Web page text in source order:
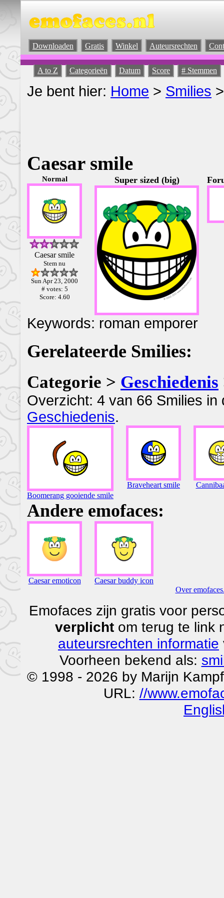
Downloaden Gratis Winkel Auteursrechten
A to Z Categorieën Datum Score # Stemmen
Je bent hier: Home > Smilies
Caesar smile
Normal
Caesar smile
Stem nu
Sun Apr 23, 2000
# votes: 5
Score: 4.60
Super sized (big)
Keywords: roman emporer
Gerelateerde Smilies:
Categorie > Geschiedenis
Overzicht: 4 van 66 Smilies
Geschiedenis.
Boomerang gooiende smile
Braveheart smile
Andere emofaces:
Caesar emoticon
Caesar buddy icon
Over
Emofaces zijn gratis voor
verplichtom terug te link
auteursrechten informatie
Voorheen bekend als:
© 1998 - 2026 by Marijn
URL: //